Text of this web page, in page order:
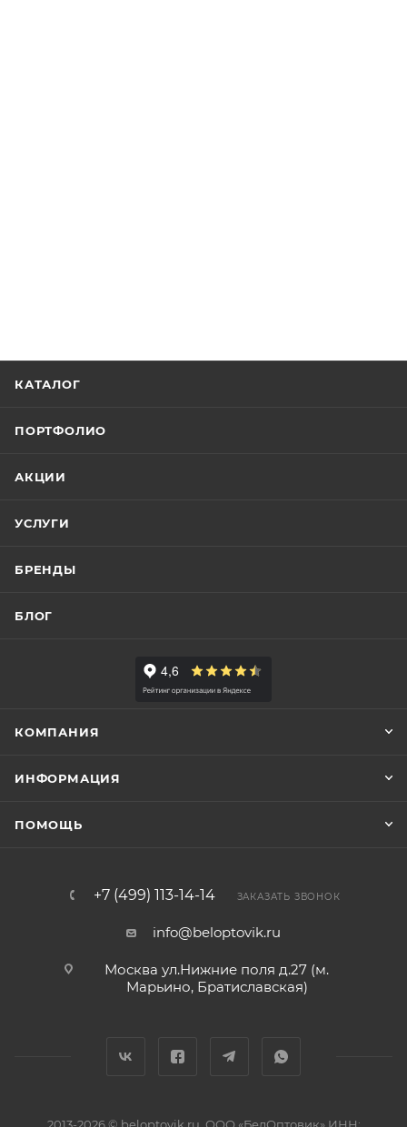
КАТАЛОГ
ПОРТФОЛИО
АКЦИИ
УСЛУГИ
БРЕНДЫ
БЛОГ
КОМПАНИЯ
ИНФОРМАЦИЯ
ПОМОЩЬ
+7 (499) 113-14-14 ЗАКАЗАТЬ ЗВОНОК
info@beloptovik.ru
Москва ул.Нижние поля д.27 (м.
Марьино, Братиславская)